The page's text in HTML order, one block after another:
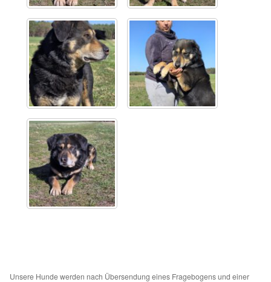
Glückliche Fellnasen
Happy End Stories
Regenbogenbrücke
Aktuelles
SALVA News
Reiseberichte
Kreativprojekte
Unsere Hunde werden nach Übersendung eines Fragebogens und einer